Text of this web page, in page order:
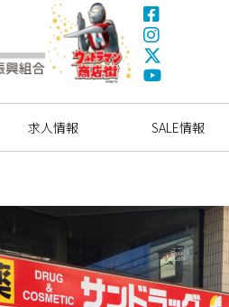
Fa
ce
bo
ok
Ins
tag
m
X(
itte
r)
ub
e
求人情報 SALE情報